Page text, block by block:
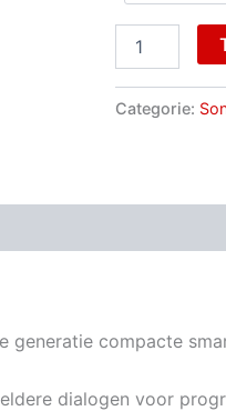
Categorie:
generatie compacte
dialogen voor